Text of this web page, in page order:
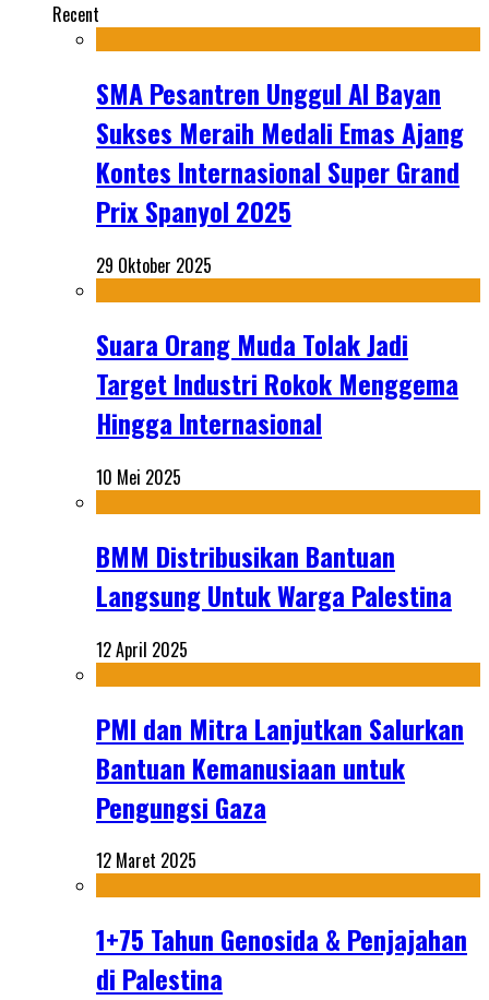
Recent
SMA Pesantren Unggul Al Bayan
Sukses Meraih Medali Emas Ajang
Kontes Internasional Super Grand
Prix Spanyol 2025
29 Oktober 2025
Suara Orang Muda Tolak Jadi
Target Industri Rokok Menggema
Hingga Internasional
10 Mei 2025
BMM Distribusikan Bantuan
Langsung Untuk Warga Palestina
12 April 2025
PMI dan Mitra Lanjutkan Salurkan
Bantuan Kemanusiaan untuk
Pengungsi Gaza
12 Maret 2025
1+75 Tahun Genosida & Penjajahan
di Palestina